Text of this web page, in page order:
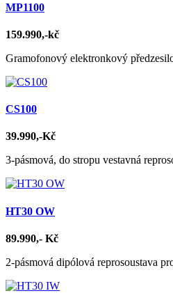
MP1100
159.990,-kč
Gramofonový elektronkový
CS100
39.990,-Kč
3-pásmová, do stropu vestavná
HT30 OW
89.990,- Kč
2-pásmová dipólová reprosoustava